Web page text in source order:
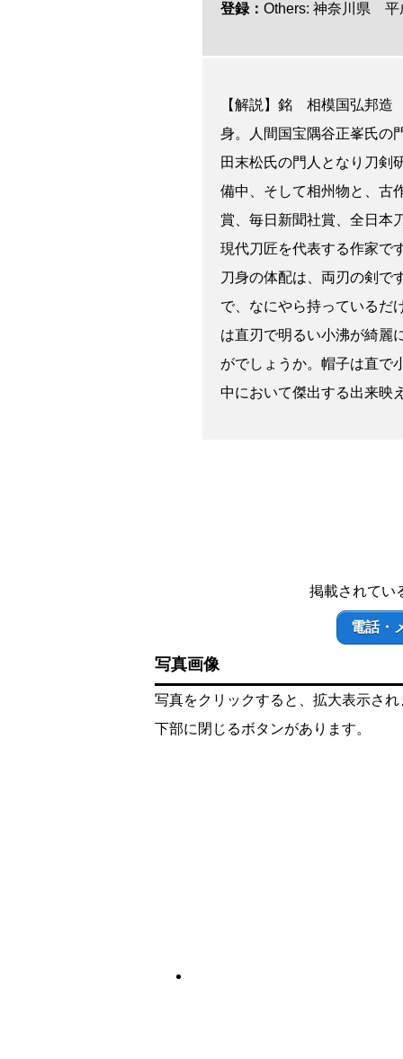
登録： Others: 神奈川県 平
【解説】銘 相模国弘邦造
身。人間国宝隅谷正峯氏の
田末松氏の門人となり刀剣
備中、そして相州物と、古
賞、毎日新聞社賞、全日本
現代刀匠を代表する作家で
刀身の体配は、両刃の剣で
で、なにやら持っているだ
は直刃で明るい小沸が綺麗
がでしょうか。帽子は直で
中において傑出する出来映
掲載されてい
電話・
写真画像
写真をクリックすると、拡大表示さ
下部に閉じるボタンがあります。